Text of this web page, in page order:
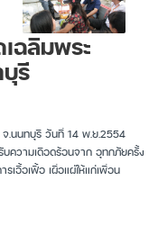
ฉลิมพระ
รี
จ.นนทบุรี วันที่ 14 พ.ย.2554
บความเดือดร้อนจาก อุทกภัยครั้ง
เอื้อเฟื้อ เผื่อแผ่ให้แก่เพื่อน